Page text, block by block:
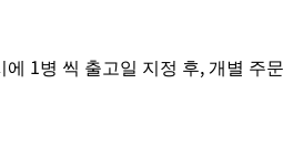
병 씩 출고일 지정 후, 개별 주문을